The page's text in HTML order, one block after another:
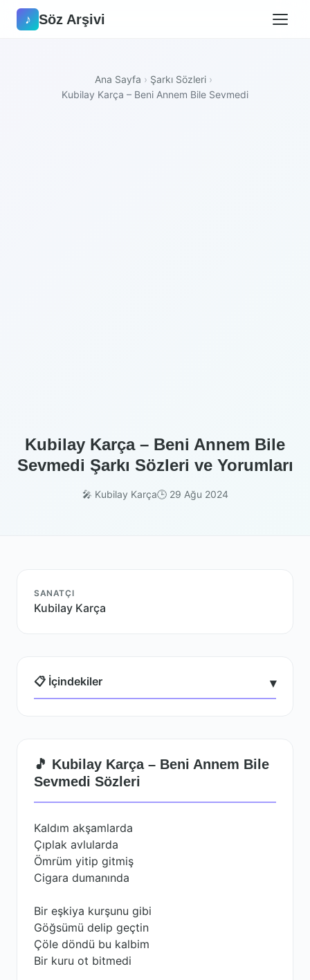
♪ Söz Arşivi
Ana Sayfa › Şarkı Sözleri ›
Kubilay Karça – Beni Annem Bile Sevmedi
Kubilay Karça – Beni Annem Bile
Sevmedi Şarkı Sözleri ve Yorumları
🎤 Kubilay Karça🕒 29 Ağu 2024
SANATÇI
Kubilay Karça
📋 İçindekiler ▾
🎵 Kubilay Karça – Beni Annem Bile
Sevmedi Sözleri
Kaldım akşamlarda
Çıplak avlularda
Ömrüm yitip gitmiş
Cigara dumanında
Bir eşkiya kurşunu gibi
Göğsümü delip geçtin
Çöle döndü bu kalbim
Bir kuru ot bitmedi